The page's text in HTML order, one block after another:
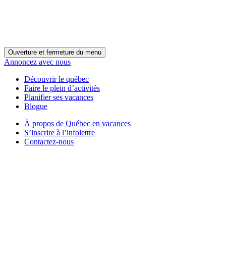
Ouverture et fermeture du menu
Annoncez avec nous
Découvrir le québec
Faire le plein d’activités
Planifier ses vacances
Blogue
À propos de Québec en vacances
S’inscrire à l’infolettre
Contactez-nous